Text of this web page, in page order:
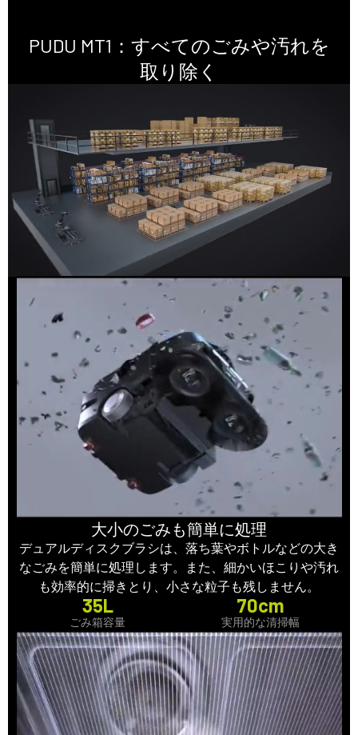
PUDU MT1： すべてのごみや汚れを
取り除く
大小のごみも簡単に処理
デュアルディスクブラシは、落ち葉やボトルなどの大き
なごみを簡単に処理します。また、細かいほこりや汚れ
も効率的に掃きとり、小さな粒子も残しません。
35L
ごみ箱容量
70cm
実用的な清掃幅